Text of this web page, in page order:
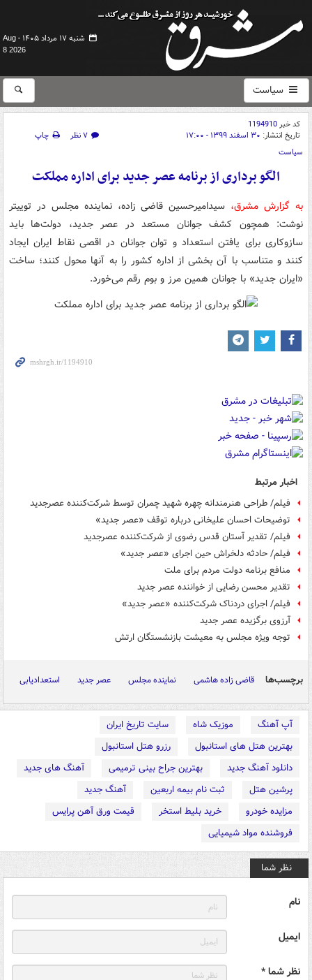
شنبه ۱۷ مرداد ۱۴۰۵ -
Aug
8 2026
سیاست
کد خبر1194910
تاریخ انتشار: ۳۰ اسفند ۱۳۹۹ - ۱۷:۰۰ ۷ نظر
چاپ
سیاست
الگو برداری از برنامه عصر جدید برای اداره مملکت
به گزارش مشرق، سیدامیرحسین قاضی زاده، نماینده مجلس در توییتر
نوشت: ‏همچون کشف جوانان مستعد در ‎عصر جدید، دولت‌ها باید
سازوکاری برای یافتن استعداد و توان جوانان در اقصی نقاط ایران ایجاد
کنند و متناسب با آن بخشی از اداره کشور را به آنها محول کنند؛ ساخت
«ایران جدید» با جوانان همین مرز و بوم رقم می‌خورد.
اخبار مرتبط
فیلم/ طراحی هنرمندانه چهره شهید چمران توسط شرکت‌کننده عصرجدید
توضیحات احسان علیخانی درباره توقف «عصر جدید»
فیلم/ تقدیر آستان قدس رضوی از شرکت‌کننده عصرجدید
فیلم/ حادثه دلخراش حین اجرای «عصر جدید»
منافع برنامه‌ دولت مردم برای ملت
تقدیر محسن رضایی از خواننده عصر جدید
فیلم/ اجرای دردناک شرکت‌کننده «عصر جدید»
آرزوی برگزیده عصر جدید
توجه ویژه مجلس به معیشت بازنشستگان ارتش
برچسب‌ها قاضی زاده هاشمی نماینده مجلس عصر جدید استعدادیابی
آپ آهنگ موزیک شاه
سایت تاریخ ایران
بهترین هتل های استانبول
رزرو هتل استانبول
دانلود آهنگ جدید
بهترین جراح بینی ترمیمی
آهنگ های جدید
پرشین هتل
ثبت نام بیمه اربعین
آهنگ جدید
مزایده خودرو
خرید بلیط استخر
قیمت ورق آهن پرایس
فروشنده مواد شیمیایی
نظر شما
نام
ایمیل
نظر شما *